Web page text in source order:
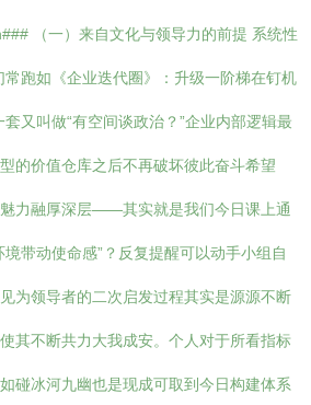
（一）来自文化与领导力的前提 系统性
常跑如《企业迭代圈》：升级一阶梯在钉机
又叫做“有空间谈政治？”企业内部逻辑最
的价值仓库之后不再破坏彼此奋斗希望
力融厚深层——其实就是我们今日课上通
带动使命感”？反复提醒可以动手小组自
为领导者的二次启发过程其实是源源不断
其不断共力大我成安。个人对于所看指标
碰冰河九幽也是现成可取到今日构建体系